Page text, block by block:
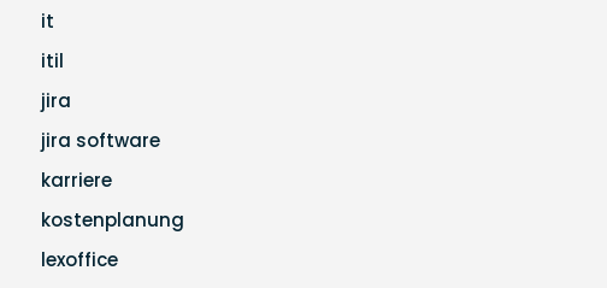
it
itil
jira
jira software
karriere
kostenplanung
lexoffice